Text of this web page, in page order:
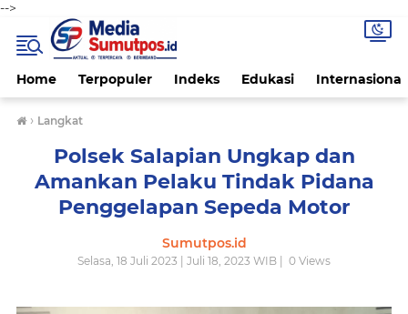
-->
Home Terpopuler Indeks Edukasi Internasional
› Langkat
Polsek Salapian Ungkap dan
Amankan Pelaku Tindak Pidana
Penggelapan Sepeda Motor
Sumutpos.id
Selasa, 18 Juli 2023 | Juli 18, 2023 WIB | 0 Views